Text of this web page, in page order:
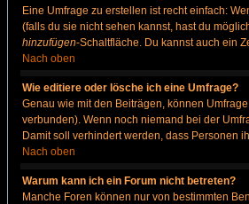
Eine Umfrage zu erstellen ist recht einfach:
(falls du sie nicht sehen kannst, hast du
hinzufügen-Schaltfläche. Du kannst auch ein
Nach oben
Wie editiere oder lösche ich eine Umfrage?
Genau wie mit den Beiträgen, können
verbunden). Wenn noch niemand bei der
Damit soll verhindert werden, dass Personen
Nach oben
Warum kann ich ein Forum nicht betreten?
Manche Foren können nur von bestimmten